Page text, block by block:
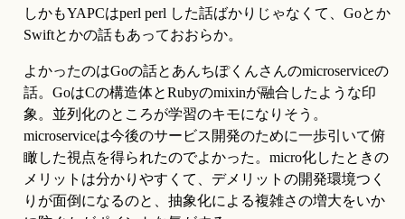
しかもYAPCはperl perl した話ばかりじゃなくて、Goとか
Swiftとかの話もあっておおらか。
よかったのはGoの話とあんちぽくんさんのmicroserviceの
話。GoはCの構造体とRubyのmixinが融合したような印
象。並列化のところが学習のキモになりそう。
microserviceは今後のサービス開発のために一歩引いて俯
瞰した視点を得られたのでよかった。micro化したときの
メリットは分かりやすくて、デメリットの開発環境つく
りが面倒になるのと、抽象化による複雑さの増大をいか